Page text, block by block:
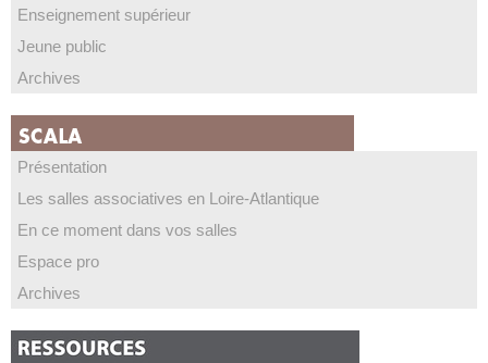
Enseignement supérieur
Jeune public
Archives
Présentation
Les salles associatives en Loire-Atlantique
En ce moment dans vos salles
Espace pro
Archives